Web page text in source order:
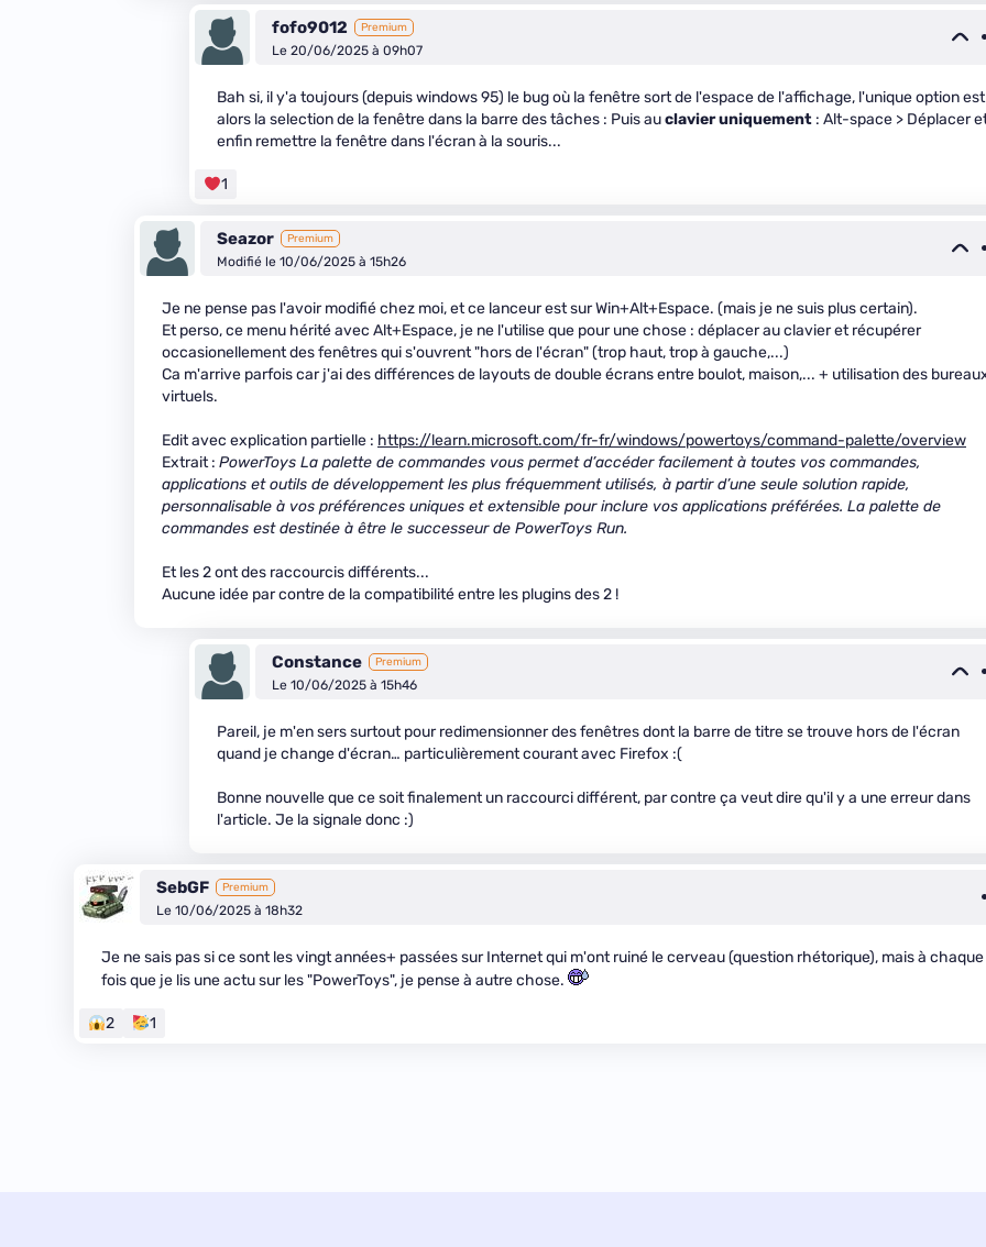
fofo9012 Premium
Le 20/06/2025 à 09h07
Bah si, il y'a toujours (depuis windows 95) le bug où la fenêtre sort de l'espace de l'affichage, l'unique option est
alors la selection de la fenêtre dans la barre des tâches : Puis auclavier uniquement : Alt-space > Déplacer
enfin remettre la fenêtre dans l'écran à la souris...
1
Seazor Premium
Modifié le 10/06/2025 à 15h26
Je ne pense pas l'avoir modifié chez moi, et ce lanceur est sur Win+Alt+Espace. (mais je ne suis plus certain).
Et perso, ce menu hérité avec Alt+Espace, je ne l'utilise que pour une chose : déplacer au clavier et récupérer
occasionellement des fenêtres qui s'ouvrent "hors de l'écran" (trop haut, trop à gauche,...)
Ca m'arrive parfois car j'ai des différences de layouts de double écrans entre boulot, maison,... + utilisation des
virtuels.
Edit avec explication partielle : https://learn.microsoft.com/fr-fr/windows/powertoys/command-palette/overview
Extrait : PowerToys La palette de commandes vous permet d’accéder facilement à toutes vos commandes,
applications et outils de développement les plus fréquemment utilisés, à partir d’une seule solution rapide,
personnalisable à vos préférences uniques et extensible pour inclure vos applications préférées. La palette de
commandes est destinée à être le successeur de PowerToys Run.
Et les 2 ont des raccourcis différents...
Aucune idée par contre de la compatibilité entre les plugins des 2 !
Constance Premium
Le 10/06/2025 à 15h46
Pareil, je m'en sers surtout pour redimensionner des fenêtres dont la barre de titre se trouve hors de l'écran
quand je change d'écran… particulièrement courant avec Firefox :(
Bonne nouvelle que ce soit finalement un raccourci différent, par contre ça veut dire qu'il y a une erreur dans
l'article. Je la signale donc :)
SebGF Premium
Le 10/06/2025 à 18h32
Je ne sais pas si ce sont les vingt années+ passées sur Internet qui m'ont ruiné le cerveau (question rhétorique), mais à chaque
fois que je lis une actu sur les "PowerToys", je pense à autre chose.
2 1